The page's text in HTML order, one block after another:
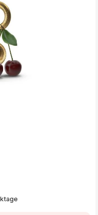
Sternen